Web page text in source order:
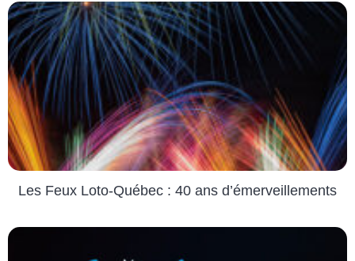
Les Feux Loto-Québec : 40 ans d’émerveillements